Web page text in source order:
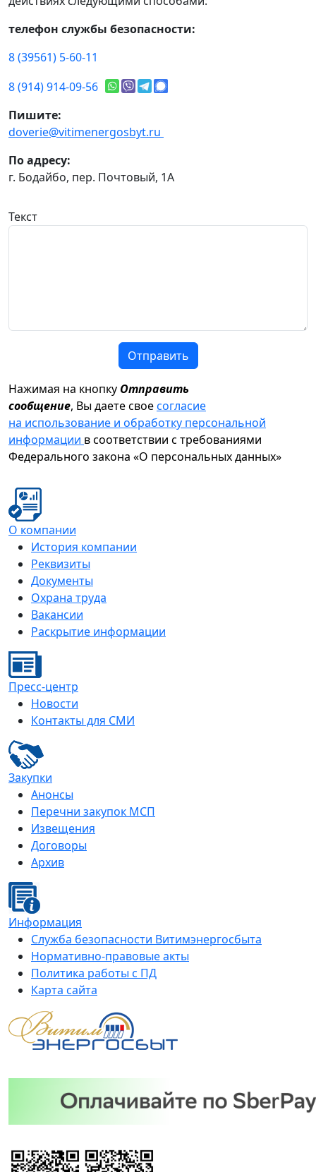
телефон службы безопасности:
8 (39561) 5-60-11
8 (914) 914-09-56
Пишите:
doverie@vitimenergosbyt.ru
По адресу:
г. Бодайбо, пер. Почтовый, 1А
Текст
Отправить
Нажимая на кнопку Отправить
сообщение, Вы даете своесогласие
на использование и обработку персональной
информации в соответствии с требованиями
Федерального закона «О персональных данных»
О компании
История компании
Реквизиты
Документы
Охрана труда
Вакансии
Раскрытие информации
Пресс-центр
Новости
Контакты для СМИ
Закупки
Анонсы
Перечни закупок МСП
Извещения
Договоры
Архив
Информация
Служба безопасности Витимэнергосбыта
Нормативно-правовые акты
Политика работы с ПД
Карта сайта